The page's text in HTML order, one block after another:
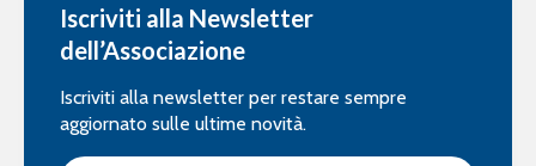
Iscriviti alla Newsletter
dell’Associazione
Iscriviti alla newsletter per restare sempre
aggiornato sulle ultime novità.